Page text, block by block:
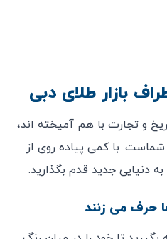
بازار طلای دبی
و تجارت با هم آمیخته ‌اند،
با کمی پیاده ‌روی از
دنیایی جدید قدم بگذارید.
حرف می ‌زنند